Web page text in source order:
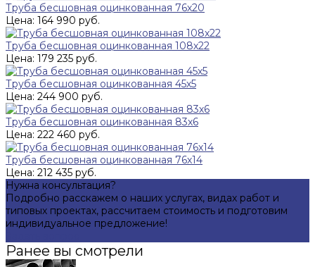
Труба бесшовная оцинкованная 76х20
Цена: 164 990 руб.
Труба бесшовная оцинкованная 108х22
Цена: 179 235 руб.
Труба бесшовная оцинкованная 45х5
Цена: 244 900 руб.
Труба бесшовная оцинкованная 83х6
Цена: 222 460 руб.
Труба бесшовная оцинкованная 76х14
Цена: 212 435 руб.
Нужна консультация?
Подробно расскажем о наших услугах, видах работ и
типовых проектах, рассчитаем стоимость и подготовим
индивидуальное предложение!
Ранее вы смотрели